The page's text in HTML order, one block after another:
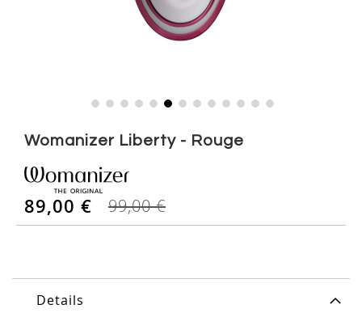
beginning
the
images
Womanizer Liberty - Rouge
89,00 € 99,00 €
Details